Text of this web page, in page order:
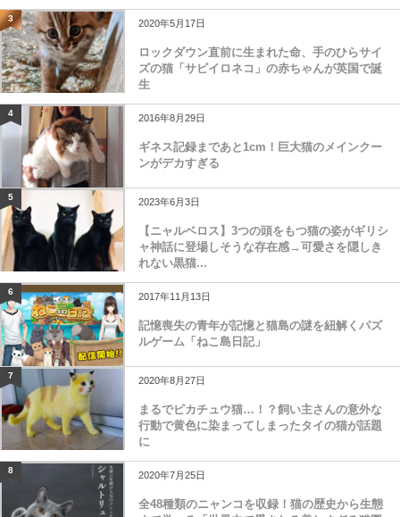
3 2020年5月17日
ロックダウン直前に生まれた命、手のひらサイ
ズの猫「サビイロネコ」の赤ちゃんが英国で誕
生
4 2016年8月29日
ギネス記録まであと1cm！巨大猫のメインクー
ンがデカすぎる
5 2023年6月3日
【ニャルベロス】3つの頭をもつ猫の姿がギリシ
ャ神話に登場しそうな存在感→可愛さを隠しき
れない黒猫...
6 2017年11月13日
記憶喪失の青年が記憶と猫島の謎を紐解くパズ
ルゲーム「ねこ島日記」
7 2020年8月27日
まるでピカチュウ猫…！？飼い主さんの意外な
行動で黄色に染まってしまったタイの猫が話題
に
8 2020年7月25日
全48種類のニャンコを収録！猫の歴史から生態